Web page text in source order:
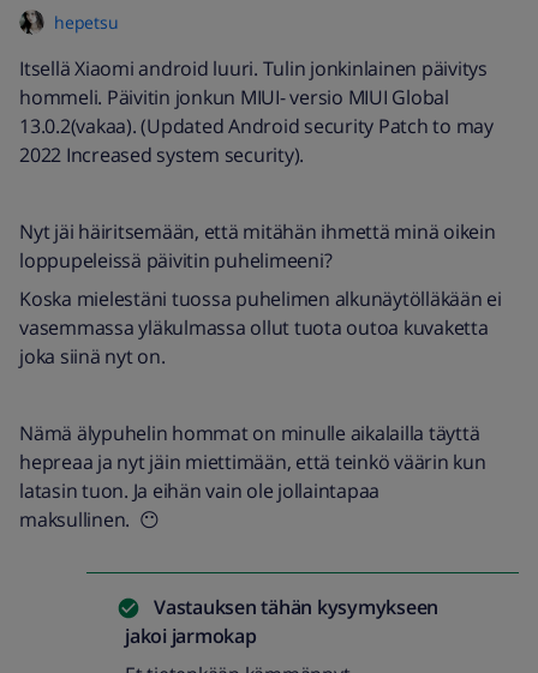
hepetsu
Itsellä Xiaomi android luuri. Tulin jonkinlainen päivitys
hommeli. Päivitin jonkun MIUI- versio MIUI Global
13.0.2(vakaa). (Updated Android security Patch to may
2022 Increased system security).
Nyt jäi häiritsemään, että mitähän ihmettä minä oikein
loppupeleissä päivitin puhelimeeni?
Koska mielestäni tuossa puhelimen alkunäytölläkään ei
vasemmassa yläkulmassa ollut tuota outoa kuvaketta
joka siinä nyt on.
Nämä älypuhelin hommat on minulle aikalailla täyttä
hepreaa ja nyt jäin miettimään, että teinkö väärin kun
latasin tuon. Ja eihän vain ole jollaintapaa
maksullinen. 😶
Vastauksen tähän kysymykseen
jakoi jarmokap